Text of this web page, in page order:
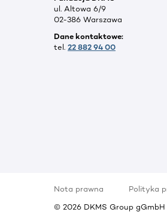
ul. Altowa 6/9
02-386 Warszawa
Dane kontaktowe:
tel. 22 882 94 00
Nota prawna Polityka
© 2026 DKMS Group gGmbH